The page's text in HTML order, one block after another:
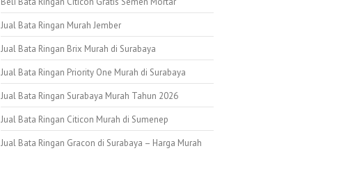
Jual Bata Ringan Murah Jember
Jual Bata Ringan Brix Murah di Surabaya
Jual Bata Ringan Priority One Murah di Surabaya
Jual Bata Ringan Surabaya Murah Tahun 2026
Jual Bata Ringan Citicon Murah di Sumenep
Jual Bata Ringan Gracon di Surabaya – Harga Murah